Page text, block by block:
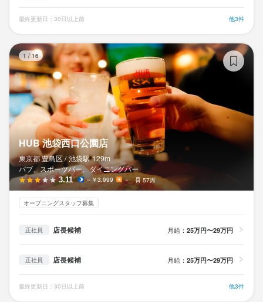
最終更新日：30日以上前 他3件
1 / 16
HUB 池袋西口公園店
東京都 豊島区 / 池袋駅 129m
パブ、スポーツバー、ダイニングバー
3.11 ～￥3,999 － 57席
オープニングスタッフ募集
正社員 店長候補 月給： 25万円〜29万円
正社員 店長候補 月給： 25万円〜29万円
最終更新日：30日以上前 他3件
役職・キャリアに問わずニックネームでお互いを呼び合うほど
スタッフ同士で距離が近く、フランクな職場です。
選考の流れ
応募後、原則2営業日以内に返信しております。2回の面接を経て
内定となります。なお、Web面接にも対応いたしますので、気兼
ねなくご相談ください。
【選考フロー】
書類選考⇒一次面接⇒職場見学⇒最終面接⇒内定
※入社2カ月間は原則、現住居から通勤となります
1人・大人数・性別・国籍すべて関係なく楽しめるお酒の場【HU
B】。